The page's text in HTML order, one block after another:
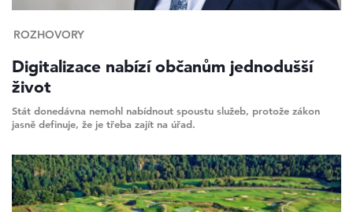
ROZHOVORY
Digitalizace nabízí občanům jednodušší
život
Stát donedávna nemohl nabídnout spoustu služeb, protože zákon
jasně definuje, že je třeba zajít na úřad.